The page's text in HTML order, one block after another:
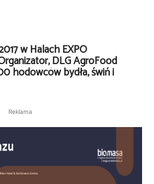
w Halach EXPO
DLG AgroFood
hodowców bydła, świń i
Reklama